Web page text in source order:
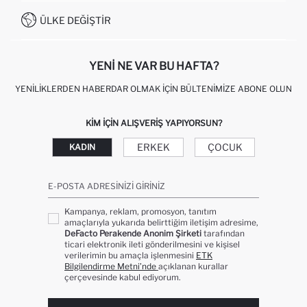
KAMPANYALAR
0850 333 22 86
ÜLKE DEĞIŞTIR
YENI NE VAR BU HAFTA?
YENILIKLERDEN HABERDAR OLMAK İÇIN BÜLTENIMIZE ABONE OLUN
KIM IÇIN ALIŞVERIŞ YAPIYORSUN?
KADIN ERKEK ÇOCUK
E-POSTA ADRESINIZI GIRINIZ
Kampanya, reklam, promosyon, tanıtım
amaçlarıyla yukarıda belirttiğim iletişim adresime,
DeFacto Perakende Anonim Şirketi tarafından
ticari elektronik ileti gönderilmesini ve kişisel
verilerimin bu amaçla işlenmesini ETK
Bilgilendirme Metni’nde açıklanan kurallar
çerçevesinde kabul ediyorum.